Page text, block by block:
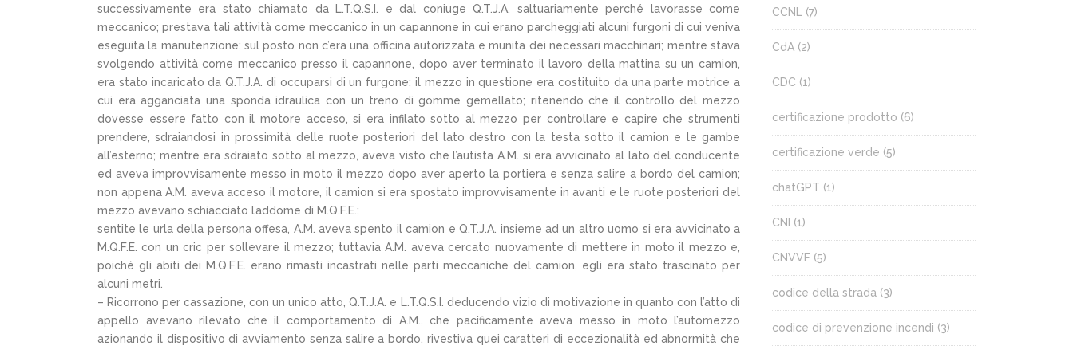
successivamente era stato chiamato da L.T.Q.S.I. e dal coniuge Q.T.J.A. saltuariamente perché lavorasse come
meccanico; prestava tali attività come meccanico in un capannone in cui erano parcheggiati alcuni furgoni di cui veniva
eseguita la manutenzione; sul posto non c’era una officina autorizzata e munita dei necessari macchinari; mentre stava
svolgendo attività come meccanico presso il capannone, dopo aver terminato il lavoro della mattina su un camion,
era stato incaricato da Q.T.J.A. di occuparsi di un furgone; il mezzo in questione era costituito da una parte motrice a
cui era agganciata una sponda idraulica con un treno di gomme gemellato; ritenendo che il controllo del mezzo
dovesse essere fatto con il motore acceso, si era infilato sotto al mezzo per controllare e capire che strumenti
prendere, sdraiandosi in prossimità delle ruote posteriori del lato destro con la testa sotto il camion e le gambe
all’esterno; mentre era sdraiato sotto al mezzo, aveva visto che l’autista A.M. si era avvicinato al lato del conducente
ed aveva improvvisamente messo in moto il mezzo dopo aver aperto la portiera e senza salire a bordo del camion;
non appena A.M. aveva acceso il motore, il camion si era spostato improvvisamente in avanti e le ruote posteriori del
mezzo avevano schiacciato l’addome di M.Q.F.E.;
sentite le urla della persona offesa, A.M. aveva spento il camion e Q.T.J.A. insieme ad un altro uomo si era avvicinato a
M.Q.F.E. con un cric per sollevare il mezzo; tuttavia A.M. aveva cercato nuovamente di mettere in moto il mezzo e,
poiché gli abiti dei M.Q.F.E. erano rimasti incastrati nelle parti meccaniche del camion, egli era stato trascinato per
alcuni metri.
– Ricorrono per cassazione, con un unico atto, Q.T.J.A. e L.T.Q.S.I. deducendo vizio di motivazione in quanto con l’atto di
appello avevano rilevato che il comportamento di A.M., che pacificamente aveva messo in moto l’automezzo
azionando il dispositivo di avviamento senza salire a bordo, rivestiva quei caratteri di eccezionalità ed abnormità che
CCNL (7)
CdA (2)
CDC (1)
certificazione prodotto (6)
certificazione verde (5)
chatGPT (1)
CNI (1)
CNVVF (5)
codice della strada (3)
codice di prevenzione incendi (3)